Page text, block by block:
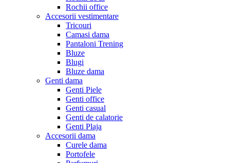
Rochii office
Accesorii vestimentare
Tricouri
Camasi dama
Pantaloni Trening
Bluze
Blugi
Bluze dama
Genti dama
Genti Piele
Genti office
Genti casual
Genti de calatorie
Genti Plaja
Accesorii dama
Curele dama
Portofele